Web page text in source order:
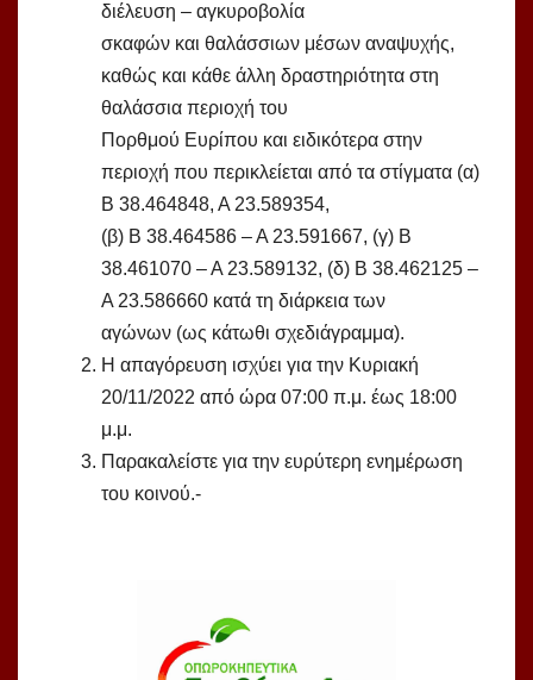
διέλευση – αγκυροβολία
σκαφών και θαλάσσιων μέσων αναψυχής,
καθώς και κάθε άλλη δραστηριότητα στη
θαλάσσια περιοχή του
Πορθμού Ευρίπου και ειδικότερα στην
περιοχή που περικλείεται από τα στίγματα (α)
Β 38.464848, Α 23.589354,
(β) Β 38.464586 – Α 23.591667, (γ) Β
38.461070 – Α 23.589132, (δ) Β 38.462125 –
Α 23.586660 κατά τη διάρκεια των
αγώνων (ως κάτωθι σχεδιάγραμμα).
Η απαγόρευση ισχύει για την Κυριακή
20/11/2022 από ώρα 07:00 π.μ. έως 18:00
μ.μ.
Παρακαλείστε για την ευρύτερη ενημέρωση
του κοινού.-